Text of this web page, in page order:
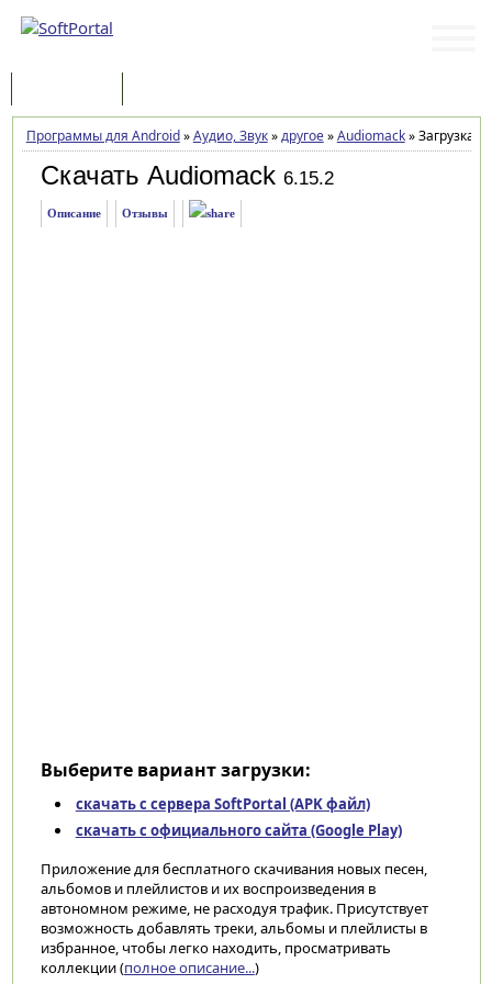
Программы для Android»Аудио, Звук»другое»Audiomack»Загрузка
Скачать Audiomack 6.15.2
Описание Отзывы
Выберите вариант загрузки:
скачать с сервера SoftPortal (APK файл)
скачать с официального сайта (Google Play)
Приложение для бесплатного скачивания новых песен,
альбомов и плейлистов и их воспроизведения в
автономном режиме, не расходуя трафик. Присутствует
возможность добавлять треки, альбомы и плейлисты в
избранное, чтобы легко находить, просматривать
коллекции (полное описание...)